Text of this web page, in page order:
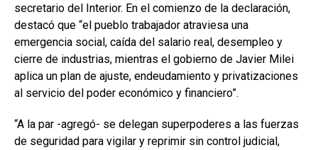
secretario del Interior. En el comienzo de la declaración,
destacó que “el pueblo trabajador atraviesa una
emergencia social, caída del salario real, desempleo y
cierre de industrias, mientras el gobierno de Javier Milei
aplica un plan de ajuste, endeudamiento y privatizaciones
al servicio del poder económico y financiero”.
“A la par -agregó- se delegan superpoderes a las fuerzas
de seguridad para vigilar y reprimir sin control judicial,